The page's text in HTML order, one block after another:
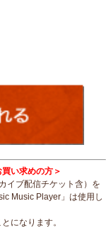
い求めの方＞
イブ配信チケット含）を
Music Player」は使用し
になります。